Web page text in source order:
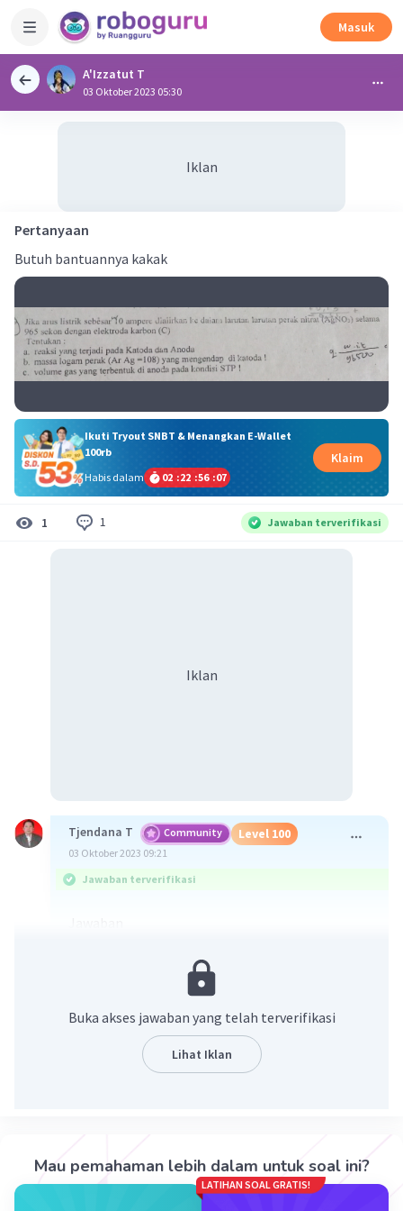
Masuk
A'Izzatut T
03 Oktober 2023 05:30
Iklan
Pertanyaan
Butuh bantuannya kakak
Ikuti Tryout SNBT & Menangkan E-Wallet
100rb
Habis dalam
02 :22 :56 :07
Klaim
1 1 Jawaban terverifikasi
Iklan
Tjendana T Community Level 100
03 Oktober 2023 09:21
Jawaban terverifikasi
Pembahasan
+ e¯ ——> Ag
b.
Buka akses jawaban yang telah terverifikasi
Lihat Iklan
Mau pemahaman lebih dalam untuk soal ini?
LATIHAN SOAL GRATIS!